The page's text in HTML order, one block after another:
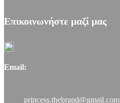
Επικοινωνήστε μαζί μας
Email:
princess.thebrand@gmail.com